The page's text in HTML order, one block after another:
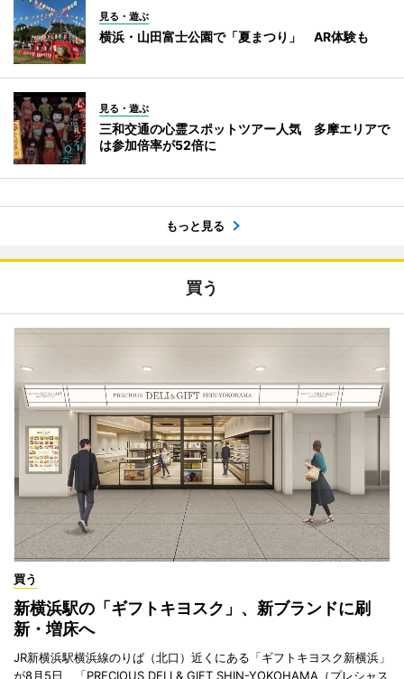
見る・遊ぶ
横浜・山田富士公園で「夏まつり」 AR体験も
見る・遊ぶ
三和交通の心霊スポットツアー人気 多摩エリアで
は参加倍率が52倍に
もっと見る
買う
買う
新横浜駅の「ギフトキヨスク」、新ブランドに刷
新・増床へ
JR新横浜駅横浜線のりば（北口）近くにある「ギフトキヨスク新横浜」
が8月5日、「PRECIOUS DELI & GIFT SHIN-YOKOHAMA（プレシャス